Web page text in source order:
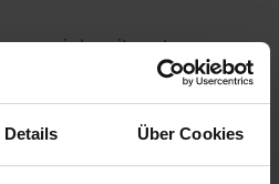
Details Über Cookies
was wir bereits gut
für Verbesserungen zu